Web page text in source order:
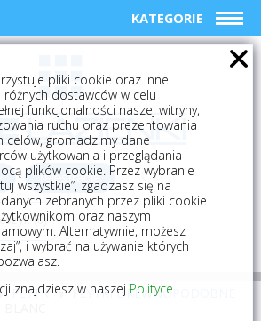
KATEGORIE
rejestracja
(0)
PŁYTKI
PŁYTKI DREWNOPODOBNE
pliki cookie oraz inne
dostawców w celu
funkcjonalności naszej witryny,
ruchu oraz prezentowania
celów, gromadzimy dane
użytkowania i przeglądania
plików cookie. Przez wybranie
wszystkie”, zgadzasz się na
zebranych przez pliki cookie
oraz naszym
Alternatywnie, możesz
i wybrać na używanie których
znajdziesz w naszej Polityce